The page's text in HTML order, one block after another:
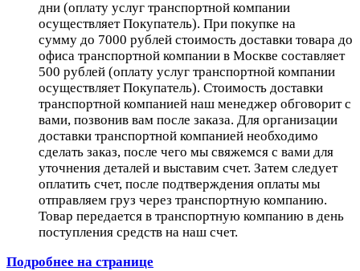
дни (оплату услуг транспортной компании
осуществляет Покупатель). При покупке на
сумму до 7000 рублей стоимость доставки товара до
офиса транспортной компании в Москве составляет
500 рублей (оплату услуг транспортной компании
осуществляет Покупатель). Стоимость доставки
транспортной компанией наш менеджер обговорит с
вами, позвонив вам после заказа. Для организации
доставки транспортной компанией необходимо
сделать заказ, после чего мы свяжемся с вами для
уточнения деталей и выставим счет. Затем следует
оплатить счет, после подтверждения оплаты мы
отправляем груз через транспортную компанию.
Товар передается в транспортную компанию в день
поступления средств на наш счет.
Подробнее на странице